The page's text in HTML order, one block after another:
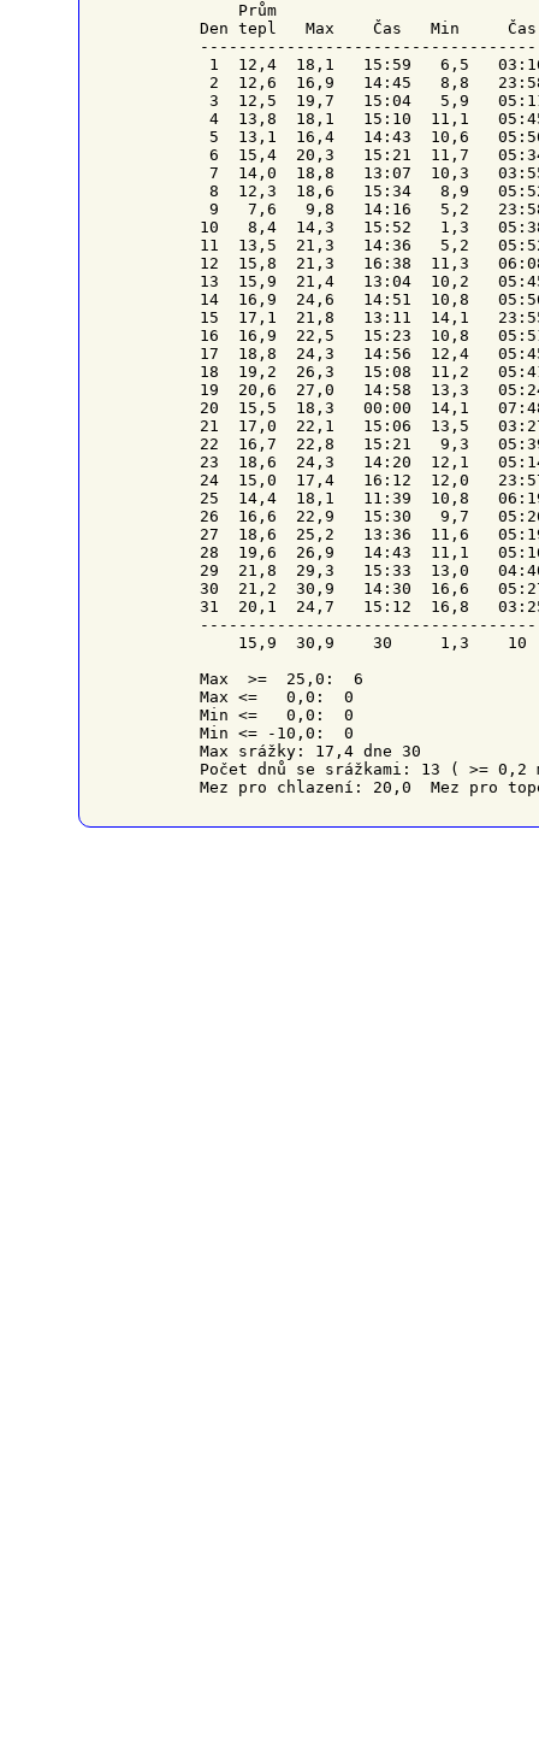
Prům
Den tepl   Max    Čas   Min
1  12,4  18,1   15:59   6,5
2  12,6  16,9   14:45   8,8
3  12,5  19,7   15:04   5,9
4  13,8  18,1   15:10  11,1
5  13,1  16,4   14:43  10,6
6  15,4  20,3   15:21  11,7
7  14,0  18,8   13:07  10,3
8  12,3  18,6   15:34   8,9
9   7,6   9,8   14:16   5,2
10   8,4  14,3   15:52   1,3
11  13,5  21,3   14:36   5,2
12  15,8  21,3   16:38  11,3
13  15,9  21,4   13:04  10,2
14  16,9  24,6   14:51  10,8
15  17,1  21,8   13:11  14,1
16  16,9  22,5   15:23  10,8
17  18,8  24,3   14:56  12,4
18  19,2  26,3   15:08  11,2
19  20,6  27,0   14:58  13,3
20  15,5  18,3   00:00  14,1
21  17,0  22,1   15:06  13,5
22  16,7  22,8   15:21   9,3
23  18,6  24,3   14:20  12,1
24  15,0  17,4   16:12  12,0
25  14,4  18,1   11:39  10,8
26  16,6  22,9   15:30   9,7
27  18,6  25,2   13:36  11,6
28  19,6  26,9   14:43  11,1
29  21,8  29,3   15:33  13,0
30  21,2  30,9   14:30  16,6
31  20,1  24,7   15:12  16,8
15,9  30,9    30     1,3    10
Max  >=  25,0:  6
Max <=   0,0:  0
Min <=   0,0:  0
Min <= -10,0:  0
Max srážky: 17,4 dne 30
Počet dnů se srážkami: 13 ( >= 0,2